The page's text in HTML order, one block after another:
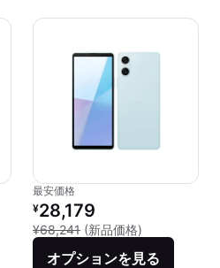
比較：¥43,890
最安価格
リファービッシュ品の価格：
¥28,179
¥68,241 (新品価格)
オプションを見る